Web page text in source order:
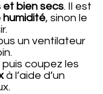
et bien secs. Il est
humidité, sinon le
un ventilateur
coupez les
à l’aide d’un